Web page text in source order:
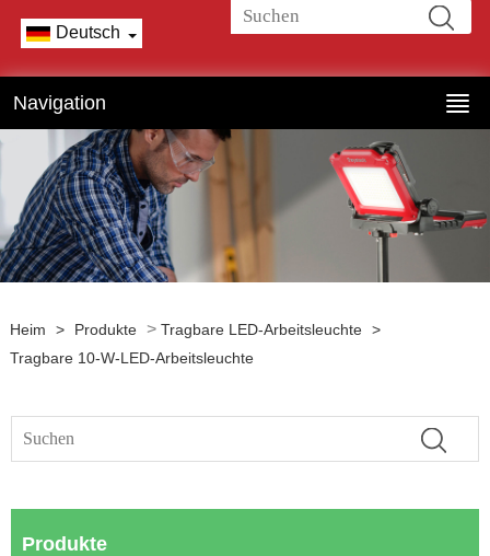
Deutsch
Navigation
Heim > Produkte > Tragbare LED-Arbeitsleuchte >
Tragbare 10-W-LED-Arbeitsleuchte
Produkte